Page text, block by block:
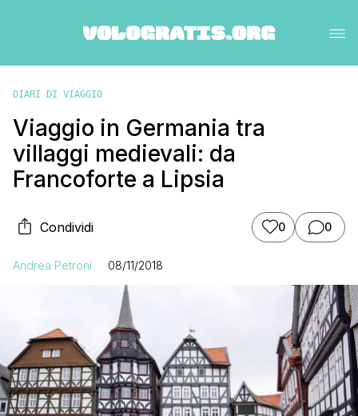
DIARI DI VIAGGIO
Viaggio in Germania tra
villaggi medievali: da
Francoforte a Lipsia
Condividi 0 0
Andrea Petroni 08/11/2018